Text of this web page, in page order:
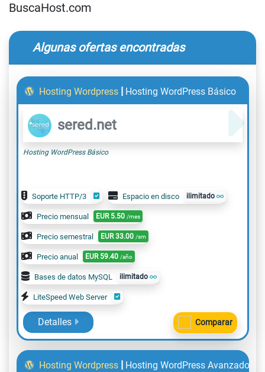
BuscaHost.com
Algunas ofertas encontradas
Hosting Wordpress | Hosting WordPress Básico
sered.net
Hosting WordPress Básico
Soporte HTTP/3 Espacio en disco ilimitado
Precio mensual EUR 5.50 /mes
Precio semestral EUR 33.00 /sm
Precio anual EUR 59.40 /año
Bases de datos MySQL ilimitado
LiteSpeed Web Server
Detalles Comparar
Hosting Wordpress | Hosting WordPress Avanzado